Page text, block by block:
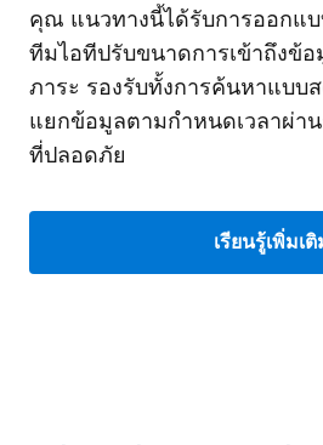
คุณ แนวทางนี้ได้รับการออกแบ
ทีมไอทีปรับขนาดการเข้าถึงข้
ภาระ รองรับทั้งการค้นหาแบบ
แยกข้อมูลตามกำหนดเวลาผ่า
ที่ปลอดภัย
เรียนรู้เพิ่มเติ